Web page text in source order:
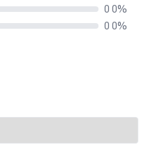
0 0%
0 0%